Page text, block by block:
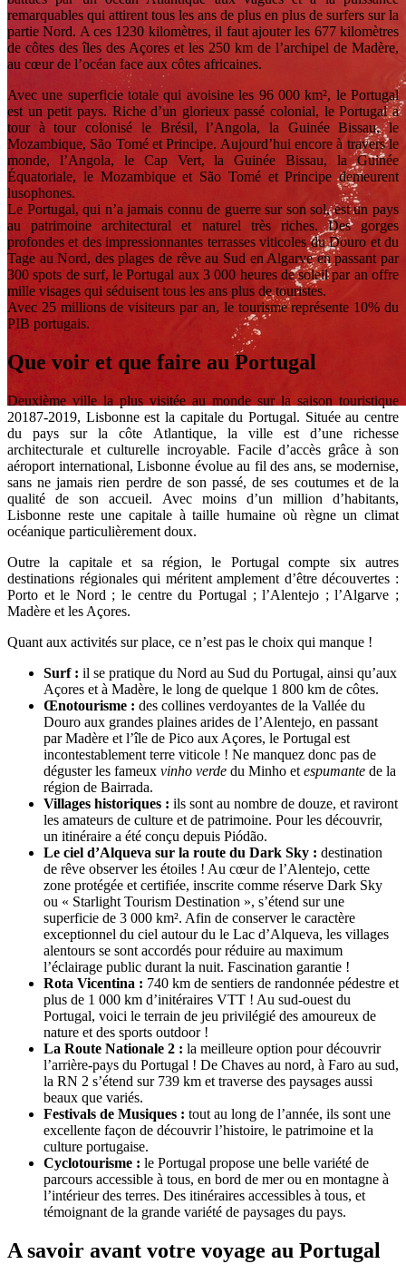
Voyager au Portugal que voir
et que faire ?
Notre guide de voyage pour la destination
du Portugal
remarquables qui attirent tous les ans de plus en plus de surfers sur la
partie Nord. A ces 1230 kilomètres, il faut ajouter les 677 kilomètres
de côtes des îles des Açores et les 250 km de l’archipel de Madère,
au cœur de l’océan face aux côtes africaines.
Avec une superficie totale qui avoisine les 96 000 km², le Portugal
est un petit pays. Riche d’un glorieux passé colonial, le Portugal a
tour à tour colonisé le Brésil, l’Angola, la Guinée Bissau, le
Mozambique, São Tomé et Principe. Aujourd’hui encore à travers le
monde, l’Angola, le Cap Vert, la Guinée Bissau, la Guinée
Équatoriale, le Mozambique et São Tomé et Principe demeurent
lusophones.
Le Portugal, qui n’a jamais connu de guerre sur son sol, est un pays
au patrimoine architectural et naturel très riches. Des gorges
profondes et des impressionnantes terrasses viticoles du Douro et du
Tage au Nord, des plages de rêve au Sud en Algarve en passant par
300 spots de surf, le Portugal aux 3 000 heures de soleil par an offre
mille visages qui séduisent tous les ans plus de touristes.
Avec 25 millions de visiteurs par an, le tourisme représente 10% du
PIB portugais.
Que voir et que faire au Portugal
Deuxième ville la plus visitée au monde sur la saison touristique
20187-2019, Lisbonne est la capitale du Portugal. Située au centre
du pays sur la côte Atlantique, la ville est d’une richesse
architecturale et culturelle incroyable. Facile d’accès grâce à son
aéroport international, Lisbonne évolue au fil des ans, se modernise,
sans ne jamais rien perdre de son passé, de ses coutumes et de la
qualité de son accueil. Avec moins d’un million d’habitants,
Lisbonne reste une capitale à taille humaine où règne un climat
océanique particulièrement doux.
Outre la capitale et sa région, le Portugal compte six autres
destinations régionales qui méritent amplement d’être découvertes :
Porto et le Nord ; le centre du Portugal ; l’Alentejo ; l’Algarve ;
Madère et les Açores.
Quant aux activités sur place, ce n’est pas le choix qui manque !
Surf : il se pratique du Nord au Sud du Portugal, ainsi qu’aux
Açores et à Madère, le long de quelque 1 800 km de côtes.
Œnotourisme : des collines verdoyantes de la Vallée du
Douro aux grandes plaines arides de l’Alentejo, en passant
par Madère et l’île de Pico aux Açores, le Portugal est
incontestablement terre viticole ! Ne manquez donc pas de
déguster les fameux vinho verde du Minho et espumante de la
région de Bairrada.
Villages historiques : ils sont au nombre de douze, et raviront
les amateurs de culture et de patrimoine. Pour les découvrir,
un itinéraire a été conçu depuis Piódão.
Le ciel d’Alqueva sur la route du Dark Sky : destination
de rêve observer les étoiles ! Au cœur de l’Alentejo, cette
zone protégée et certifiée, inscrite comme réserve Dark Sky
ou « Starlight Tourism Destination », s’étend sur une
superficie de 3 000 km². Afin de conserver le caractère
exceptionnel du ciel autour du le Lac d’Alqueva, les villages
alentours se sont accordés pour réduire au maximum
l’éclairage public durant la nuit. Fascination garantie !
Rota Vicentina : 740 km de sentiers de randonnée pédestre et
plus de 1 000 km d’initéraires VTT ! Au sud-ouest du
Portugal, voici le terrain de jeu privilégié des amoureux de
nature et des sports outdoor !
La Route Nationale 2 : la meilleure option pour découvrir
l’arrière-pays du Portugal ! De Chaves au nord, à Faro au sud,
la RN 2 s’étend sur 739 km et traverse des paysages aussi
beaux que variés.
Festivals de Musiques : tout au long de l’année, ils sont une
excellente façon de découvrir l’histoire, le patrimoine et la
culture portugaise.
Cyclotourisme : le Portugal propose une belle variété de
parcours accessible à tous, en bord de mer ou en montagne à
l’intérieur des terres. Des itinéraires accessibles à tous, et
témoignant de la grande variété de paysages du pays.
A savoir avant votre voyage au Portugal